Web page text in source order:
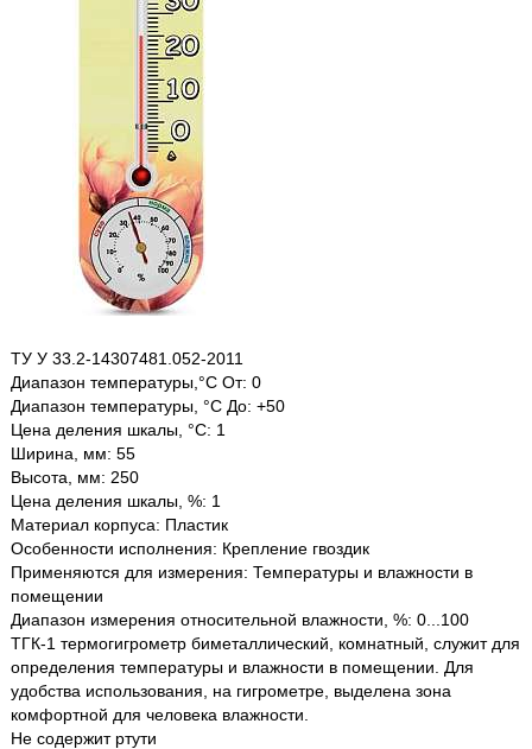
ТУ У 33.2-14307481.052-2011
Диапазон температуры,°С От: 0
Диапазон температуры, °C До: +50
Цена деления шкалы, °С: 1
Ширина, мм: 55
Высота, мм: 250
Цена деления шкалы, %: 1
Материал корпуса: Пластик
Особенности исполнения: Крепление гвоздик
Применяются для измерения: Температуры и влажности в
помещении
Диапазон измерения относительной влажности, %: 0...100
ТГК-1 термогигрометр биметаллический, комнатный, служит для
определения температуры и влажности в помещении. Для
удобства использования, на гигрометре, выделена зона
комфортной для человека влажности.
Не содержит ртути